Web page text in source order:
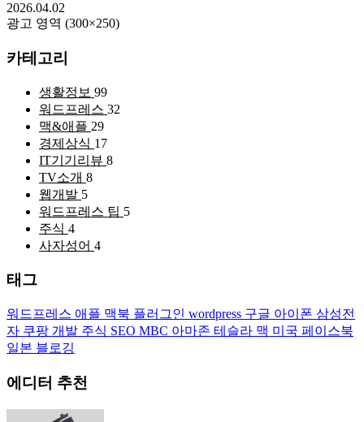
2026.04.02
광고 영역 (300×250)
카테고리
생활정보 99
워드프레스 32
맥&애플 29
경제상식 17
IT기기리뷰 8
TV소개 8
웹개발 5
워드프레스 팁 5
주식 4
사자성어 4
태그
워드프레스 애플 맥북 플러그인 wordpress 구글 아이폰 삼성전
자 쿠팡 개발 주식 SEO MBC 아마존 테슬라 맥 미국 페이스북
일본 블로깅
에디터 추천